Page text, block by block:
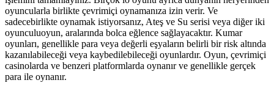
oyuncularla birlikte çevrimiçi oynamanıza izin verir. Ve
sadecebirlikte oynamak istiyorsanız, Ateş ve Su serisi veya diğer iki
oyunculuoyun, aralarında bolca eğlence sağlayacaktır. Kumar
oyunları, genellikle para veya değerli eşyaların belirli bir risk altında
kazanılabileceği veya kaybedilebileceği oyunlardır. Oyun, çevrimiçi
casinolarda ve benzeri platformlarda oynanır ve genellikle gerçek
para ile oynanır.